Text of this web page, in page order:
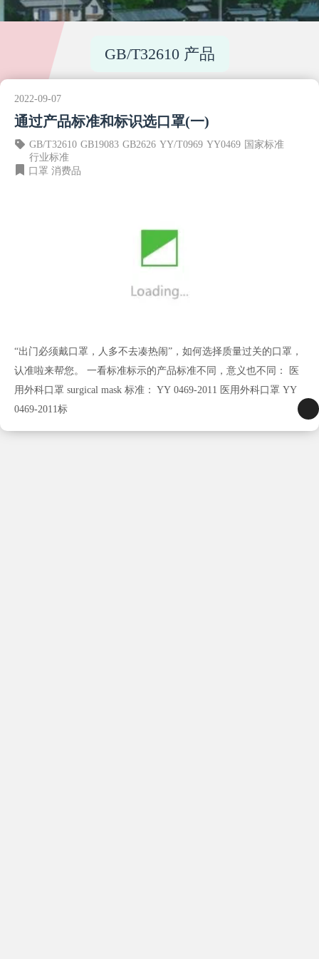
GB/T32610 产品
2022-09-07
通过产品标准和标识选口罩(一)
GB/T32610 GB19083 GB2626 YY/T0969 YY0469 国家标准
行业标准
口罩 消费品
“出门必须戴口罩，人多不去凑热闹”，如何选择质量过关的口罩，
认准啦来帮您。 一看标准标示的产品标准不同，意义也不同： 医
用外科口罩 surgical mask 标准： YY 0469-2011 医用外科口罩 YY
0469-2011标